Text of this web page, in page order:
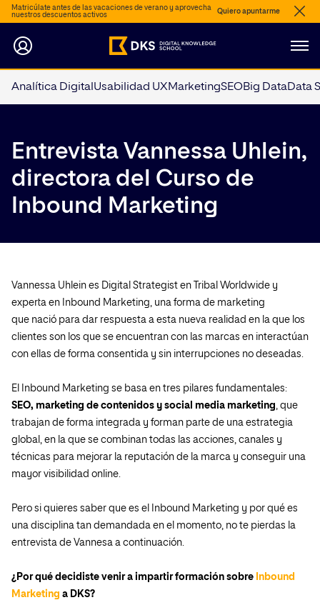
Matricúlate antes de las vacaciones de verano y aprovecha
nuestros descuentos activos
Quiero apuntarme
Analítica Digital Usabilidad UXMarketingSEOBig DataData
Entrevista Vannessa Uhlein,
directora del Curso de
Inbound Marketing
Vannessa Uhlein es Digital Strategist en Tribal Worldwide y
experta en Inbound Marketing, una forma de marketing
que nació para dar respuesta a esta nueva realidad en la que los
clientes son los que se encuentran con las marcas en interactúan
con ellas de forma consentida y sin interrupciones no deseadas.
El Inbound Marketing se basa en tres pilares fundamentales:
SEO, marketing de contenidos y social media marketing, que
trabajan de forma integrada y forman parte de una estrategia
global, en la que se combinan todas las acciones, canales y
técnicas para mejorar la reputación de la marca y conseguir una
mayor visibilidad online.
Pero si quieres saber que es el Inbound Marketing y por qué es
una disciplina tan demandada en el momento, no te pierdas la
entrevista de Vannesa a continuación.
¿Por qué decidiste venir a impartir formación sobre Inbound
Marketing a DKS?